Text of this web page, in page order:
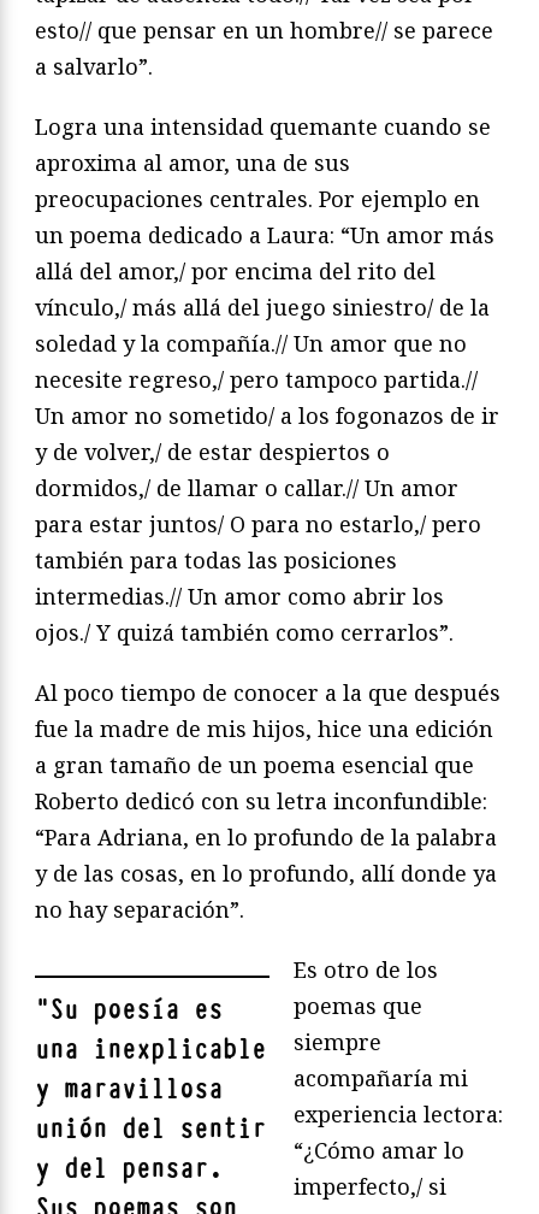
esto// que pensar en un hombre// se parece
a salvarlo”.
Logra una intensidad quemante cuando se
aproxima al amor, una de sus
preocupaciones centrales. Por ejemplo en
un poema dedicado a Laura: “Un amor más
allá del amor,/ por encima del rito del
vínculo,/ más allá del juego siniestro/ de la
soledad y la compañía.// Un amor que no
necesite regreso,/ pero tampoco partida.//
Un amor no sometido/ a los fogonazos de ir
y de volver,/ de estar despiertos o
dormidos,/ de llamar o callar.// Un amor
para estar juntos/ O para no estarlo,/ pero
también para todas las posiciones
intermedias.// Un amor como abrir los
ojos./ Y quizá también como cerrarlos”.
Al poco tiempo de conocer a la que después
fue la madre de mis hijos, hice una edición
a gran tamaño de un poema esencial que
Roberto dedicó con su letra inconfundible:
“Para Adriana, en lo profundo de la palabra
y de las cosas, en lo profundo, allí donde ya
no hay separación”.
"Su poesía es
una inexplicable
y maravillosa
unión del sentir
y del pensar.
Es otro de los
poemas que
siempre
acompañaría mi
experiencia lectora:
“¿Cómo amar lo
imperfecto,/ si